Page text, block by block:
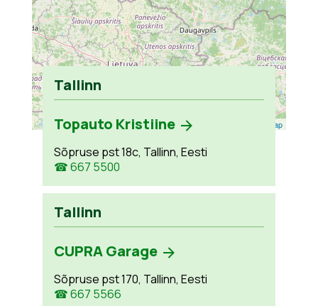
Leaflet OpenStreetMap
Tallinn
Topauto Kristiine
Sõpruse pst 18c, Tallinn, Eesti
☎ 667 5500
Tallinn
CUPRA Garage
Sõpruse pst 170, Tallinn, Eesti
☎ 667 5566